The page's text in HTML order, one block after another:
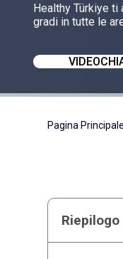
Healthy Türkiye
gradi in tutte le
Pagina Principale
Riepilogo